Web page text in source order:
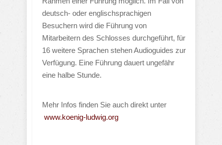
deutsch- oder englischsprachigen
Besuchern wird die Führung von
Mitarbeitern des Schlosses durchgeführt, für
16 weitere Sprachen stehen Audioguides zur
Verfügung. Eine Führung dauert ungefähr
eine halbe Stunde.
Mehr Infos finden Sie auch direkt unter
www.koenig-ludwig.org